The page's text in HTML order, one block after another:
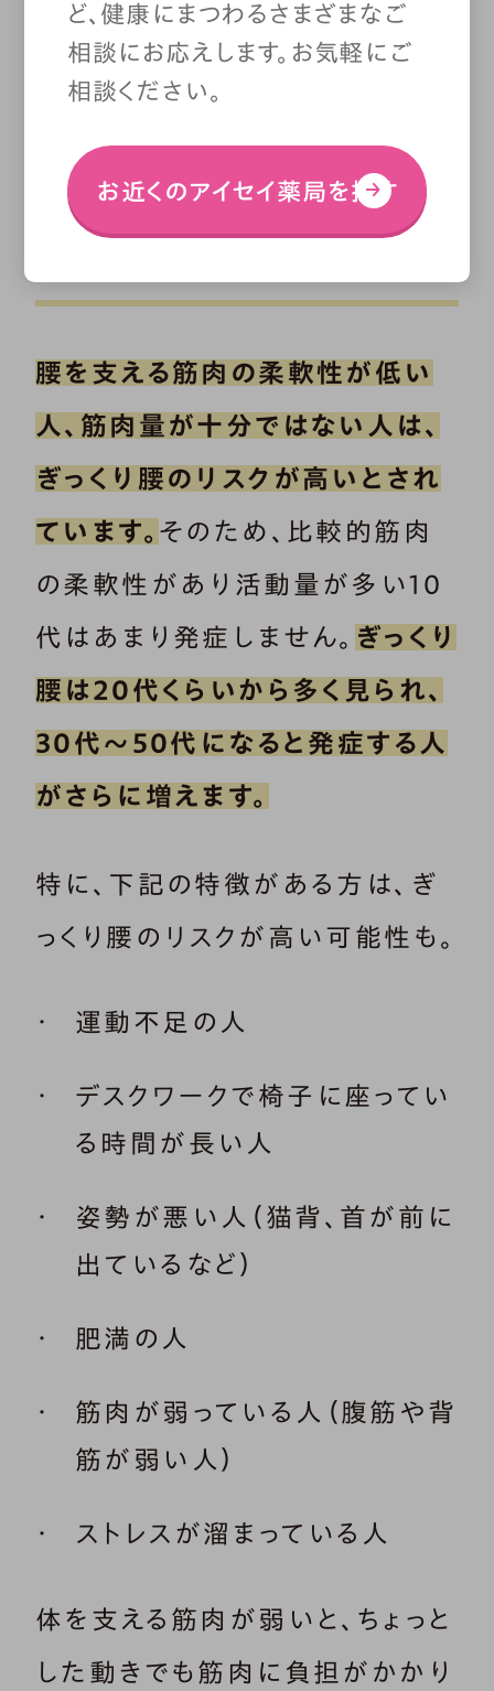
動作には注意しましょう。
ぎっくり腰になりやす
腰を支える筋肉の柔軟性が低い
人、筋肉量が十分ではない人は、
ぎっくり腰のリスクが高いとされ
ています。 そのため、比較的筋肉
の柔軟性があり活動量が多い10
代はあまり発症しません。 ぎっくり
腰は20代くらいから多く見られ、
30代～50代になると発症する人
がさらに増えます。
特に、下記の特徴がある方は、ぎ
っくり腰のリスクが高い可能性も。
運動不足の人
デスクワークで椅子に座ってい
る時間が長い人
姿勢が悪い人（猫背、首が前に
出ているなど）
肥満の人
筋肉が弱っている人（腹筋や背
筋が弱い人）
ストレスが溜まっている人
体を支える筋肉が弱いと、ちょっと
した動きでも筋肉に負担がかかり
ど、健康にまつわるさまざまなご
相談にお応えします。お気軽にご
相談ください。
お近くのアイセイ薬局を探す